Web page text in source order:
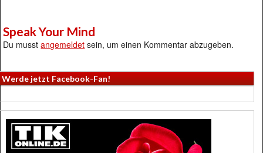
Speak Your Mind
Du musstangemeldet sein, um einen Kommentar abzugeben.
Werde jetzt Facebook-Fan!